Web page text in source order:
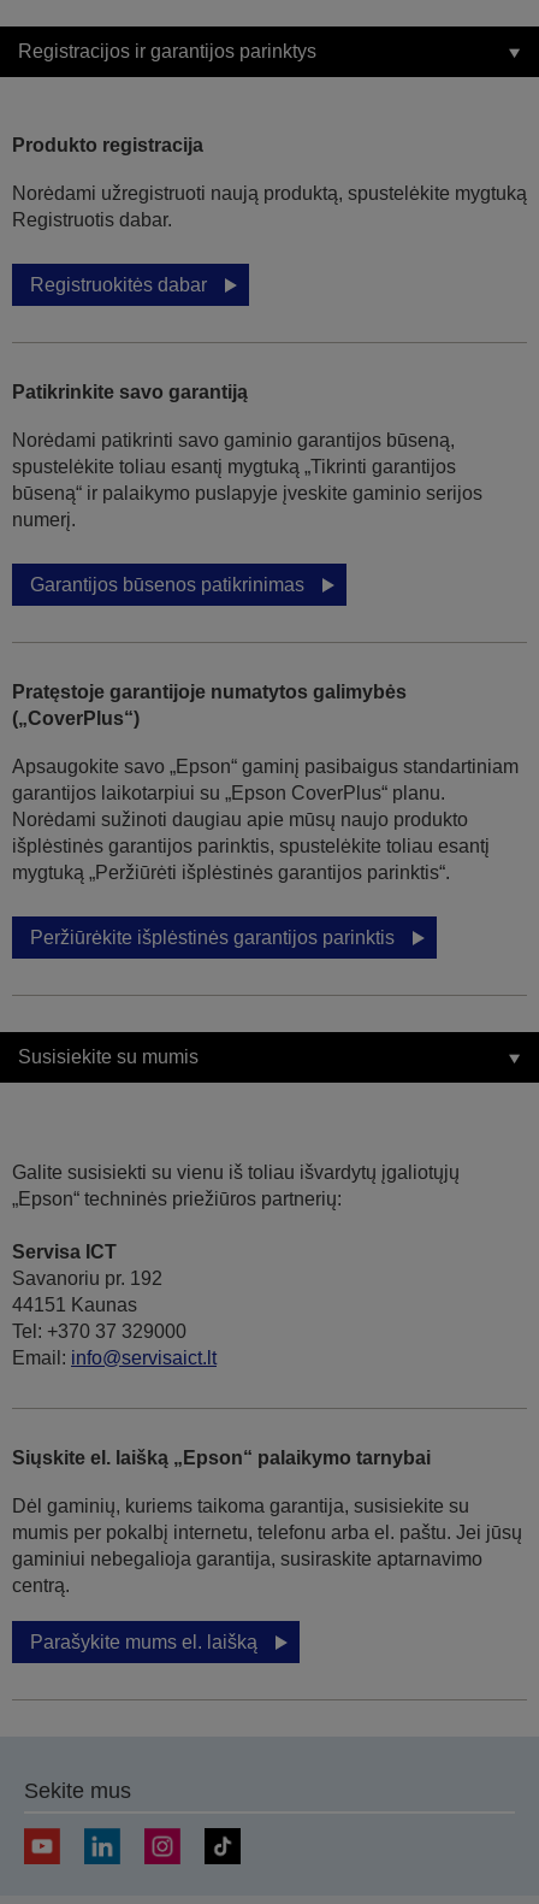
Registracijos ir garantijos parinktys
Produkto registracija
Norėdami užregistruoti naują produktą, spustelėkite mygtuką
Registruotis dabar.
Registruokitės dabar
Patikrinkite savo garantiją
Norėdami patikrinti savo gaminio garantijos būseną,
spustelėkite toliau esantį mygtuką „Tikrinti garantijos
būseną“ ir palaikymo puslapyje įveskite gaminio serijos
numerį.
Garantijos būsenos patikrinimas
Pratęstoje garantijoje numatytos galimybės
(„CoverPlus“)
Apsaugokite savo „Epson“ gaminį pasibaigus standartiniam
garantijos laikotarpiui su „Epson CoverPlus“ planu.
Norėdami sužinoti daugiau apie mūsų naujo produkto
išplėstinės garantijos parinktis, spustelėkite toliau esantį
mygtuką „Peržiūrėti išplėstinės garantijos parinktis“.
Peržiūrėkite išplėstinės garantijos parinktis
Susisiekite su mumis
Galite susisiekti su vienu iš toliau išvardytų įgaliotųjų
„Epson“ techninės priežiūros partnerių:
Servisa ICT
Savanoriu pr. 192
44151 Kaunas
Tel: +370 37 329000
Email: info@servisaict.lt
Siųskite el. laišką „Epson“ palaikymo tarnybai
Dėl gaminių, kuriems taikoma garantija, susisiekite su
mumis per pokalbį internetu, telefonu arba el. paštu. Jei jūsų
gaminiui nebegalioja garantija, susiraskite aptarnavimo
centrą.
Parašykite mums el. laišką
Sekite mus